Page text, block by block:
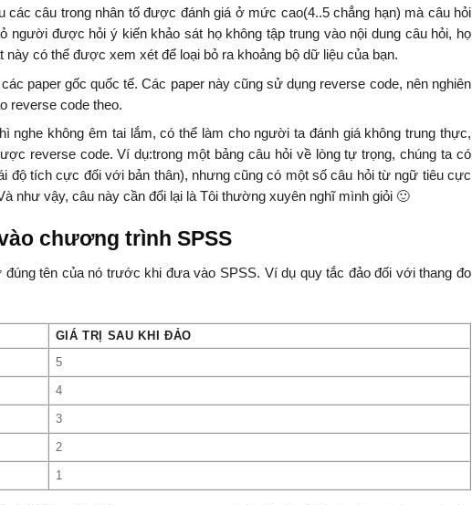
các câu trong nhân tố được đánh giá ở mức cao(4..5 chẳng hạn) mà câu hỏi
được hỏi ý kiến khảo sát họ không tập trung vào nội dung câu hỏi, họ
có thể được xem xét để loại bỏ ra khoảng bộ dữ liệu của bạn.
paper gốc quốc tế. Các paper này cũng sử dụng reverse code, nên nghiên
reverse code theo.
nghe không êm tai lắm, có thể làm cho người ta đánh giá không trung thực,
reverse code. Ví dụ:trong một bảng câu hỏi về lòng tự trọng, chúng ta có
độ tích cực đối với bản thân), nhưng cũng có một số câu hỏi từ ngữ tiêu cực
như vậy, câu này cần đổi lại là Tôi thường xuyên nghĩ mình giỏi 🙂
chương trình SPSS
tên của nó trước khi đưa vào SPSS. Ví dụ quy tắc đảo đối với thang đo
GIÁ TRỊ SAU KHI ĐẢO
5
4
3
2
1